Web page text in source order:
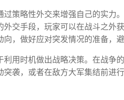
过策略性外交来增强自己的实力
外交手段，玩家可以在战斗之外
，做好应对突发情况的准备，
利用时机做出战略决策。在战争
袭，或者在敌方大军集结前进